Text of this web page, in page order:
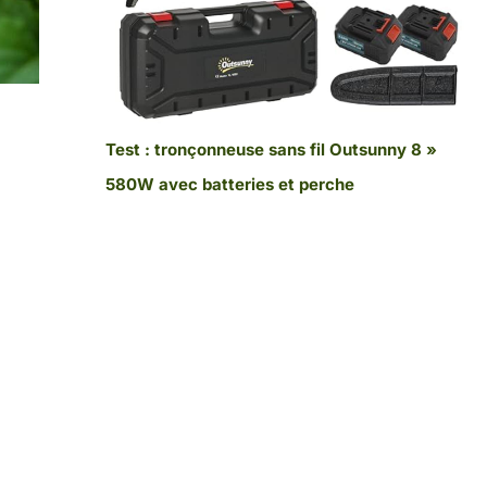
Test : tronçonneuse sans fil Outsunny 8 »
580W avec batteries et perche